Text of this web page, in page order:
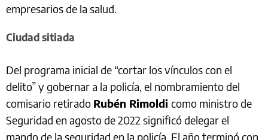
empresarios de la salud.
Ciudad sitiada
Del programa inicial de “cortar los vínculos con el
delito” y gobernar a la policía, el nombramiento del
comisario retirado Rubén Rimoldi como ministro de
Seguridad en agosto de 2022 significó delegar el
mando de la seguridad en la policía. El año terminó con